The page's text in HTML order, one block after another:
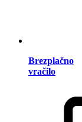
Brezplačno
vračilo